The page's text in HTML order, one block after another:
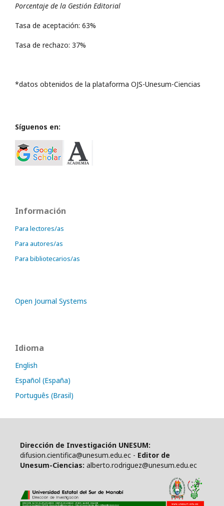
Porcentaje de la Gestión Editorial
Tasa de aceptación: 63%
Tasa de rechazo: 37%
*datos obtenidos de la plataforma OJS-Unesum-Ciencias
Síguenos en:
Información
Para lectores/as
Para autores/as
Para bibliotecarios/as
Open Journal Systems
Idioma
English
Español (España)
Português (Brasil)
Dirección de Investigación UNESUM:
difusion.cientifica@unesum.edu.ec - Editor de
Unesum-Ciencias: alberto.rodriguez@unesum.edu.ec